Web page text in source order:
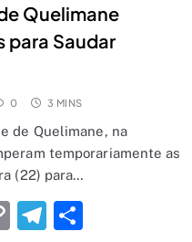
Quelimane
para Saudar
0 3 MINS
de Quelimane, na
temporariamente as
(22) para…
CopyTelegram